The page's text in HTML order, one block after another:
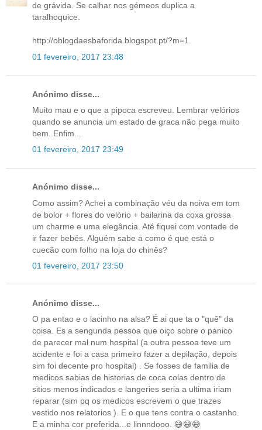
de grávida. Se calhar nos gémeos duplica a
taralhoquice.
http://oblogdaesbaforida.blogspot.pt/?m=1
01 fevereiro, 2017 23:48
Anónimo disse...
Muito mau e o que a pipoca escreveu. Lembrar velórios
quando se anuncia um estado de graca não pega muito
bem. Enfim...
01 fevereiro, 2017 23:49
Anónimo disse...
Como assim? Achei a combinação véu da noiva em tom
de bolor + flores do velório + bailarina da coxa grossa
um charme e uma elegância. Até fiquei com vontade de
ir fazer bebés. Alguém sabe a como é que está o
cuecão com folho na loja do chinês?
01 fevereiro, 2017 23:50
Anónimo disse...
O pa entao e o lacinho na alsa? É ai que ta o "quê" da
coisa. Es a sengunda pessoa que oiço sobre o panico
de parecer mal num hospital (a outra pessoa teve um
acidente e foi a casa primeiro fazer a depilação, depois
sim foi decente pro hospital) . Se fosses de familia de
medicos sabias de historias de coca colas dentro de
sitios menos indicados e langeries seria a ultima iriam
reparar (sim pq os medicos escrevem o que trazes
vestido nos relatorios ). E o que tens contra o castanho.
E a minha cor preferida...e linnndooo. 😅😅😅